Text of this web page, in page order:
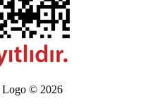
© 2026